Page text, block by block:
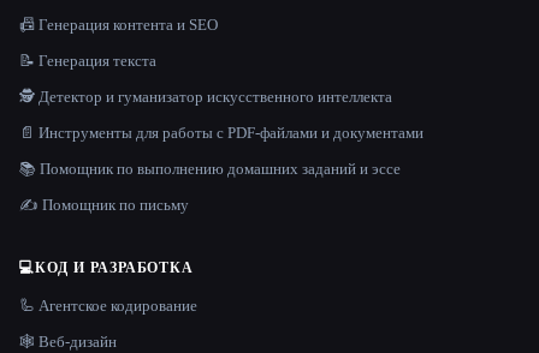
📠 Генерация контента и SEO
📝 Генерация текста
🕵️ Детектор и гуманизатор искусственного интеллекта
📄 Инструменты для работы с PDF-файлами и документами
📚 Помощник по выполнению домашних заданий и эссе
✍️ Помощник по письму
💻КОД И РАЗРАБОТКА
🦾 Агентское кодирование
🕸 Веб-дизайн